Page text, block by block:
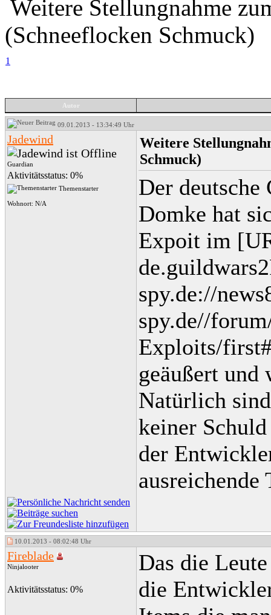
Weitere Stellungnahme
(Schneeflocken Schmuck)
1
Autor
09.01.2013 - 13:34:49 Uhr
Jadewind
Guardian
Aktivitätsstatus: 0%
Themenstarter
Wohnort: N/A
Weitere
Schmuck)
Der
Domke hat
Expoit im
spy.de://
spy.de//
Exploits/
geäußert und
Natürlich
keiner
der
ausreichende
10.01.2013 - 08:02:48 Uhr
Fireblade
Ninjalooter
Aktivitätsstatus: 0%
Das die
die